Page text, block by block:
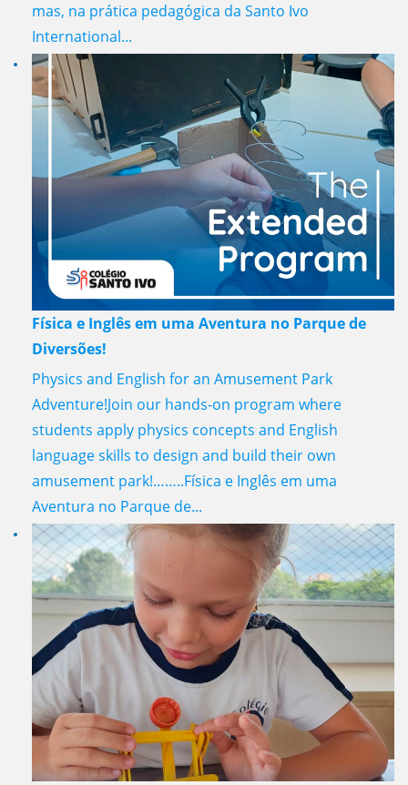
mas, na prática pedagógica da Santo Ivo
International...
Física e Inglês em uma Aventura no Parque de
Diversões!
Physics and English for an Amusement Park
Adventure!Join our hands-on program where
students apply physics concepts and English
language skills to design and build their own
amusement park!……..Física e Inglês em uma
Aventura no Parque de...